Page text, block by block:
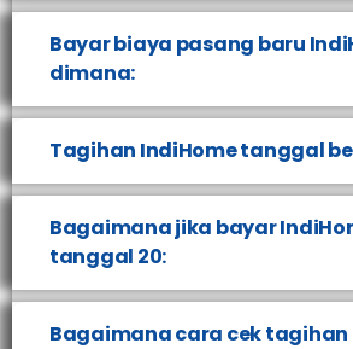
Bayar biaya pasang baru
dimana:
Tagihan IndiHome tanggal
Bagaimana jika bayar
tanggal 20:
Bagaimana cara cek tagihan